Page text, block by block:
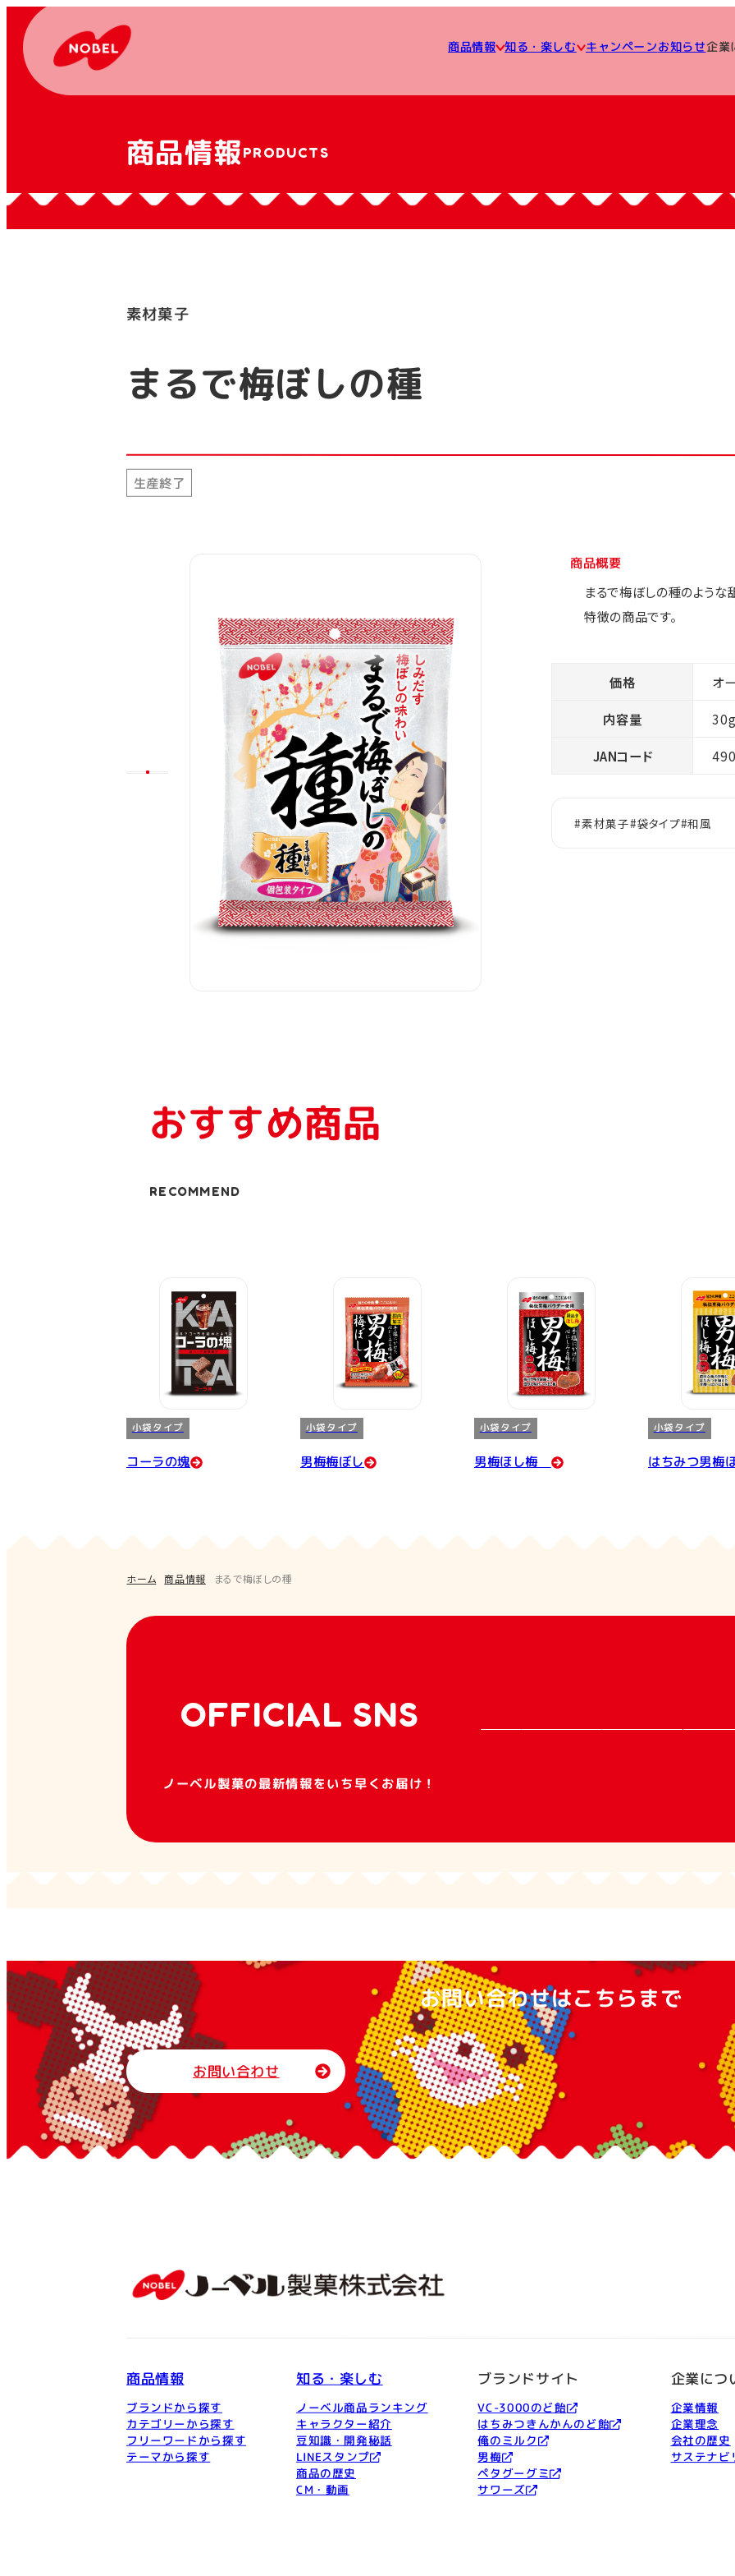
商品情報 知る・楽しむ キャンペーンお知らせ企業
商品情報PRODUCTS
素材菓子
まるで梅ぼしの種
生産終了
商品概要
まるで梅ぼしの種のよう
特徴の商品です。
価格 オ
内容量 30g
JANコード
#素材菓子#袋タイプ#和風
おすすめ商品
RECOMMEND
小袋タイプ
コーラの塊
小袋タイプ
男梅梅ぼし
小袋タイプ
男梅ほし梅
小袋タイプ
はちみつ男梅
ホーム 商品情報 まるで梅ぼしの種
OFFICIAL SNS
ノーベル製菓の最新情報をいち早くお届け！
お問い合わせはこちらまで
お問い合わせ
商品情報
ブランドから探す
カテゴリーから探す
フリーワードから探す
テーマから探す
知る・楽しむ
ノーベル商品ランキング
キャラクター紹介
豆知識・開発秘話
LINEスタンプ
商品の歴史
CM・動画
ブランドサイト
VC-3000のど飴
はちみつきんかんのど飴
俺のミルク
男梅
ペタグーグミ
サワーズ
企業につ
企業情報
企業理念
会社の歴史
サステナビ